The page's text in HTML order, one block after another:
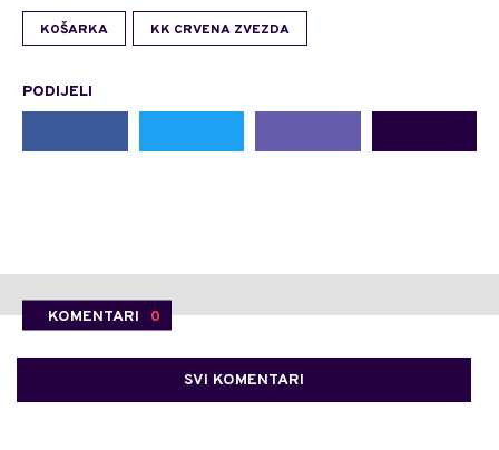
KOŠARKA KK CRVENA ZVEZDA
PODIJELI
KOMENTARI 0
SVI KOMENTARI